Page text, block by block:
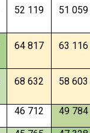
52 119 51 059
64 817 63 116
68 632 58 603
46 712
49 784